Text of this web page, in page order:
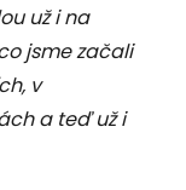
už i na
jsme začali
v
a teď už i